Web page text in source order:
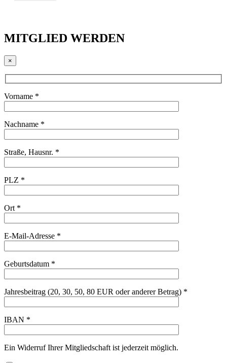
MITGLIED WERDEN
×
Vorname *
Nachname *
Straße, Hausnr. *
PLZ *
Ort *
E-Mail-Adresse *
Geburtsdatum *
Jahresbeitrag (20, 30, 50, 80 EUR oder anderer Betrag) *
IBAN *
Ein Widerruf Ihrer Mitgliedschaft ist jederzeit möglich.